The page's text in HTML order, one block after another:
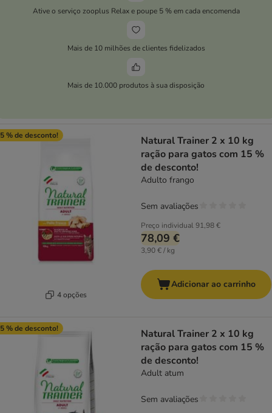
Ative o serviço zooplus Relax e poupe 5 % em cada encomenda
Mais de 10 milhões de clientes fidelizados
Mais de 10.000 produtos à sua disposição
% de desconto!
4 opções
Natural Trainer 2 x 10 kg
ração para gatos com 15 %
de desconto!
Adulto frango
Preço individual91,98 €
78,09 €
3,90 € / kg
Sem avaliações
Adicionar ao carrinho
% de desconto!
Natural Trainer 2 x 10 kg
ração para gatos com 15 %
de desconto!
Adult atum
Sem avaliações